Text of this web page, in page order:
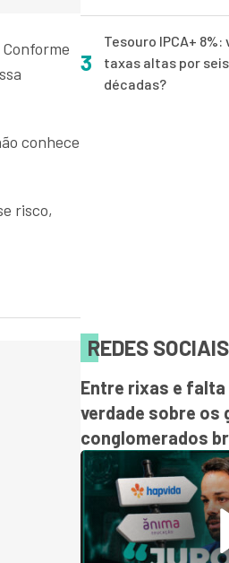
conhece
risco,
3
Tesouro IPCA+
taxas altas por
décadas?
REDES SOCIAIS
Entre rixas e
verdade sobre os
conglomerados